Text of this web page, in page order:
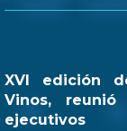
XVI edición
Vinos,
ejecutivos